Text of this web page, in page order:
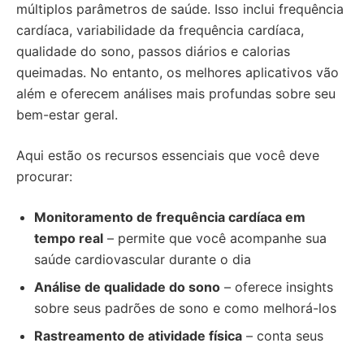
múltiplos parâmetros de saúde. Isso inclui frequência
cardíaca, variabilidade da frequência cardíaca,
qualidade do sono, passos diários e calorias
queimadas. No entanto, os melhores aplicativos vão
além e oferecem análises mais profundas sobre seu
bem-estar geral.
Aqui estão os recursos essenciais que você deve
procurar:
Monitoramento de frequência cardíaca em
tempo real – permite que você acompanhe sua
saúde cardiovascular durante o dia
Análise de qualidade do sono – oferece insights
sobre seus padrões de sono e como melhorá-los
Rastreamento de atividade física – conta seus